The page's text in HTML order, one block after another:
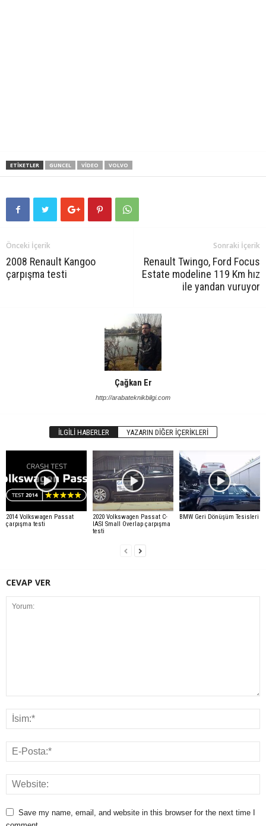
ETIKETLER GUNCEL VIDEO VOLVO
Önceki İçerik
2008 Renault Kangoo
çarpışma testi
Sonraki İçerik
Renault Twingo, Ford Focus
Estate modeline 119 Km hız
ile yandan vuruyor
Çağkan Er
http://arabateknikbilgi.com
İLGILI HABERLER YAZARIN DIĞER İÇERIKLERI
2014 Volkswagen Passat
çarpışma testi
2020 Volkswagen Passat C-
IASI Small Overlap çarpışma
testi
BMW Geri Dönüşüm Tesisleri
CEVAP VER
Save my name, email, and website in this browser for the next time I